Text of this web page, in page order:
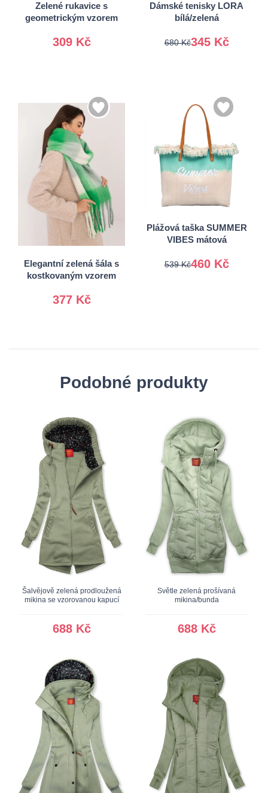
Zelené rukavice s
geometrickým vzorem
309 Kč
Dámské tenisky LORA
bílá/zelená
345 Kč
680 Kč
Elegantní zelená šála s
kostkovaným vzorem
377 Kč
Univerzální
Plážová taška SUMMER
VIBES mátová
460 Kč
539 Kč
Podobné produkty
Šalvějově zelená prodloužená
mikina se vzorovanou kapucí
688 Kč
Světle zelená prošívaná
mikina/bunda
688 Kč